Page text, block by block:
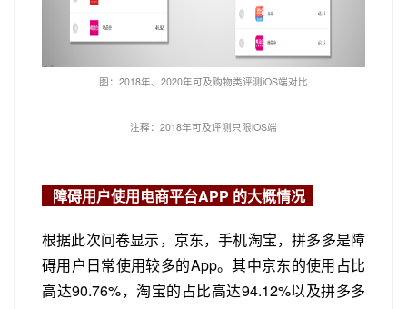
图：2018年、2020年可及购物类评测iOS端对比
注释：2018年可及评测只限iOS端
障碍用户使用电商平台APP 的大概情况
根据此次问卷显示，京东，手机淘宝，拼多多是障
碍用户日常使用较多的App。其中京东的使用占比
高达90.76%，淘宝的占比高达94.12%以及拼多多